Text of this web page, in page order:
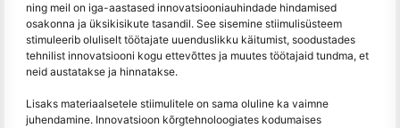
ning meil on iga-aastased innovatsiooniauhindade hindamised
osakonna ja üksikisikute tasandil. See sisemine stiimulisüsteem
stimuleerib oluliselt töötajate uuenduslikku käitumist, soodustades
tehnilist innovatsiooni kogu ettevõttes ja muutes töötajaid tundma, et
neid austatakse ja hinnatakse.
Lisaks materiaalsetele stiimulitele on sama oluline ka vaimne
juhendamine. Innovatsioon kõrgtehnoloogiates kodumaises